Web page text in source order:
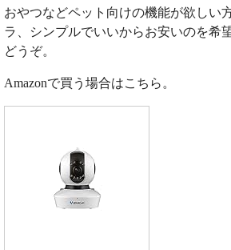
おやつなどペット向けの機能が欲しい
ラ、シンプルでいいからお安いのを希
どうぞ。
Amazonで買う場合はこちら。